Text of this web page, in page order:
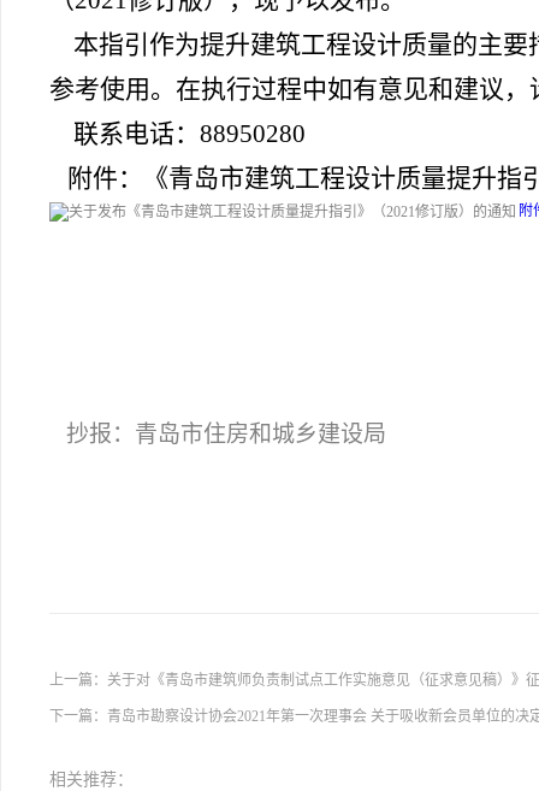
本指引作为提升建筑工程设计质量的主
参考使用。在执行过程中如有意见和建议，
联系电话：88950280
附件：
《青岛市建筑工程设计质量提升指
附
抄报：青岛市住房和城乡建设局
上一篇： 关于对《青岛市建筑师负责制试点工作实施意见（征求意见稿）》
下一篇： 青岛市勘察设计协会2021年第一次理事会 关于吸收新会员单位的决
相关推荐：